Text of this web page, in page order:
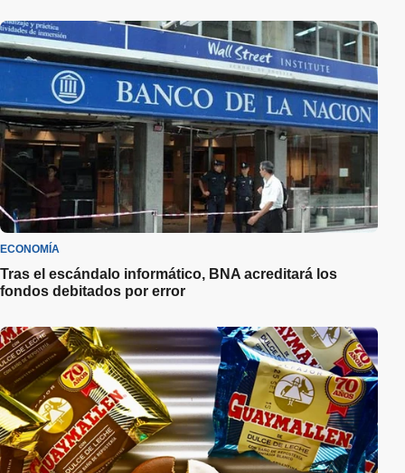
ECONOMÍA
Tras el escándalo informático, BNA acreditará los
fondos debitados por error